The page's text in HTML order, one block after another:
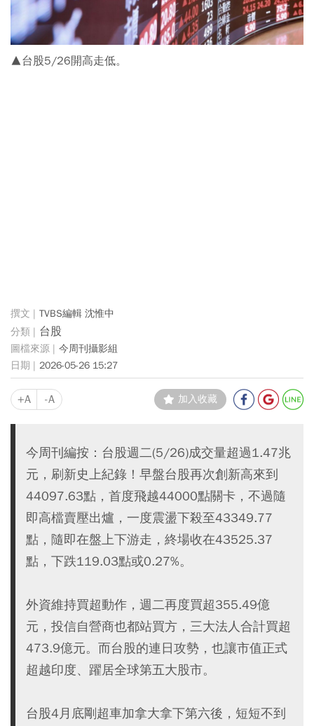
▲台股5/26開高走低。
TVBS編輯 沈惟中
台股
今周刊攝影組
2026-05-26 15:27
+A -A 加入收藏
今周刊編按：台股週二(5/26)成交量超過1.47兆
元，刷新史上紀錄！早盤台股再次創新高來到
44097.63點，首度飛越44000點關卡，不過隨
即高檔賣壓出爐，一度震盪下殺至43349.77
點，隨即在盤上下游走，終場收在43525.37
點，下跌119.03點或0.27%。
外資維持買超動作，週二再度買超355.49億
元，投信自營商也都站買方，三大法人合計買超
473.9億元。而台股的連日攻勢，也讓市值正式
超越印度、躍居全球第五大股市。
台股4月底剛超車加拿大拿下第六後，短短不到